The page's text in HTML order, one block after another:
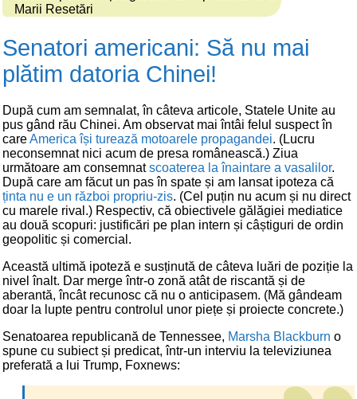
Marii Resetări
Senatori americani: Să nu mai
plătim datoria Chinei!
După cum am semnalat, în câteva articole, Statele Unite au
pus gând rău Chinei. Am observat mai întâi felul suspect în
careAmerica își turează motoarele propagandei. (Lucru
neconsemnat nici acum de presa românească.) Ziua
următoare am consemnatscoaterea la înaintare a vasalilor.
După care am făcut un pas în spate și am lansat ipoteza că
ținta nu e un război propriu-zis. (Cel puțin nu acum și nu direct
cu marele rival.) Respectiv, că obiectivele gălăgiei mediatice
au două scopuri: justificări pe plan intern și câștiguri de ordin
geopolitic și comercial.
Această ultimă ipoteză e susținută de câteva luări de poziție la
nivel înalt. Dar merge într-o zonă atât de riscantă și de
aberantă, încât recunosc că nu o anticipasem. (Mă gândeam
doar la lupte pentru controlul unor piețe și proiecte concrete.)
Senatoarea republicană de Tennessee, Marsha Blackburn o
spune cu subiect și predicat, într-un interviu la televiziunea
preferată a lui Trump, Foxnews: